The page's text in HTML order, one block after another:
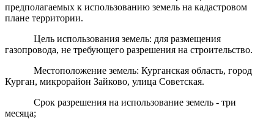
предполагаемых к использованию земель на кадастровом
плане территории.
Цель использования земель: для размещения
газопровода, не требующего разрешения на строительство.
Местоположение земель: Курганская область, город
Курган, микрорайон Зайково, улица Советская.
Срок разрешения на использование земель - три
месяца;